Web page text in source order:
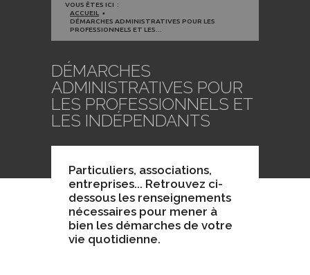
VOUS ÊTES ICI :
ACCUEIL
DÉMARCHES ADMINISTRATIVES POUR LES
PROFESSIONNELS ET LES...
DÉMARCHES
ADMINISTRATIVES POUR
LES PROFESSIONNELS ET
LES INDÉPENDANTS
Particuliers, associations,
entreprises... Retrouvez ci-
dessous les renseignements
nécessaires pour mener à
bien les démarches de votre
vie quotidienne.